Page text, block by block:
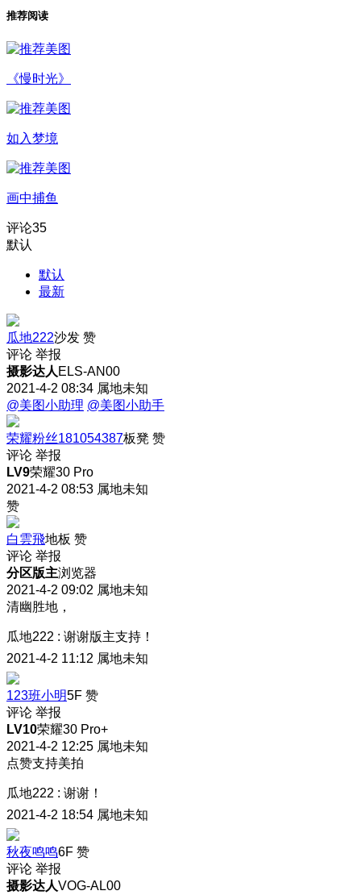
推荐阅读
《慢时光》
如入梦境
画中捕鱼
评论35
默认
默认
最新
瓜地222沙发 赞
评论 举报
摄影达人 ELS-AN00
2021-4-2 08:34 属地未知
@美图小助理 @美图小助手
荣耀粉丝181054387板凳 赞
评论 举报
LV9荣耀30 Pro
2021-4-2 08:53 属地未知
赞
白雲飛地板 赞
评论 举报
分区版主浏览器
2021-4-2 09:02 属地未知
清幽胜地，
瓜地222 : 谢谢版主支持！
2021-4-2 11:12 属地未知
123班小明5F 赞
评论 举报
LV10荣耀30 Pro+
2021-4-2 12:25 属地未知
点赞支持美拍
瓜地222 : 谢谢！
2021-4-2 18:54 属地未知
秋夜鸣鸣6F 赞
评论 举报
摄影达人VOG-AL00